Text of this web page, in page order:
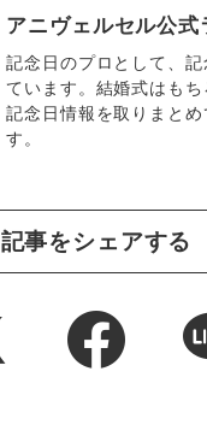
アニヴェルセル公式
記念日のプロとして、記
ています。結婚式はも
記念日情報を取りまとめ
す。
記事をシェアする